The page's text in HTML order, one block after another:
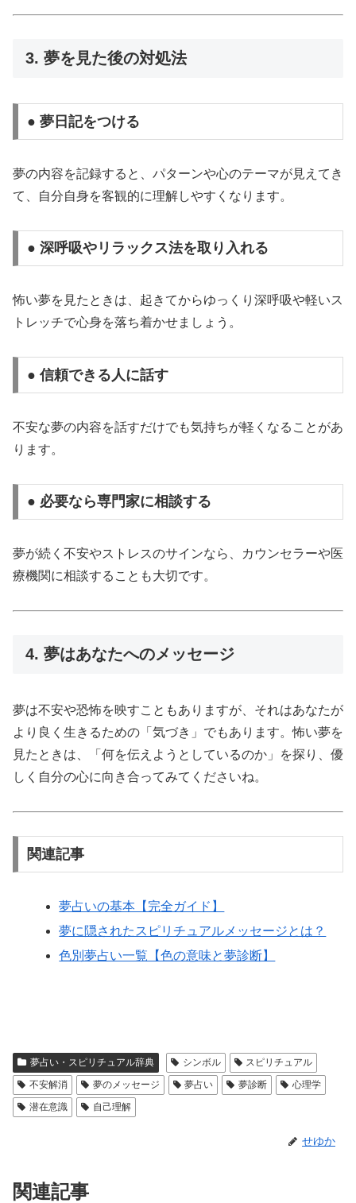
3. 夢を見た後の対処法
● 夢日記をつける
夢の内容を記録すると、パターンや心のテーマが見えてき
て、自分自身を客観的に理解しやすくなります。
● 深呼吸やリラックス法を取り入れる
怖い夢を見たときは、起きてからゆっくり深呼吸や軽いス
トレッチで心身を落ち着かせましょう。
● 信頼できる人に話す
不安な夢の内容を話すだけでも気持ちが軽くなることがあ
ります。
● 必要なら専門家に相談する
夢が続く不安やストレスのサインなら、カウンセラーや医
療機関に相談することも大切です。
4. 夢はあなたへのメッセージ
夢は不安や恐怖を映すこともありますが、それはあなたが
より良く生きるための「気づき」でもあります。怖い夢を
見たときは、「何を伝えようとしているのか」を探り、優
しく自分の心に向き合ってみてくださいね。
関連記事
夢占いの基本【完全ガイド】
夢に隠されたスピリチュアルメッセージとは？
色別夢占い一覧【色の意味と夢診断】
夢占い・スピリチュアル辞典 シンボル
スピリチュアル
不安解消
夢のメッセージ 夢占い 夢診断
心理学
潜在意識
自己理解
せゆか
関連記事